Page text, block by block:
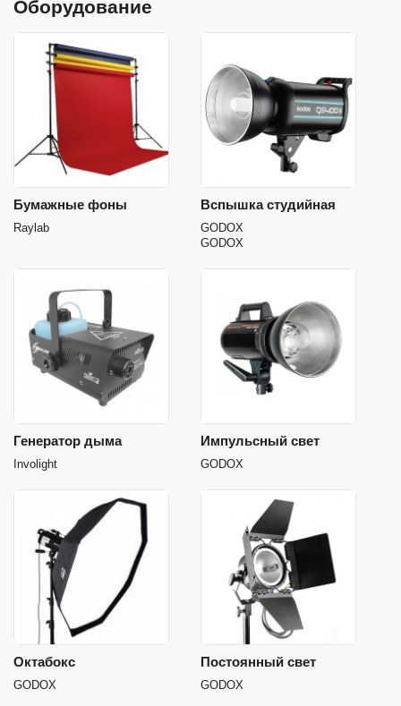
Оборудование
Бумажные фоны
Raylab
Вспышка студийная
GODOX
GODOX
Генератор дыма
Involight
Импульсный свет
GODOX
Октабокс
GODOX
Постоянный свет
GODOX